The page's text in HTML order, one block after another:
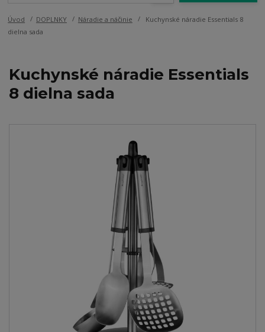
Úvod DOPLNKY Náradie a náčinie
Kuchynské náradie Essentials 8
dielna sada
Kuchynské náradie Essentials
8 dielna sada